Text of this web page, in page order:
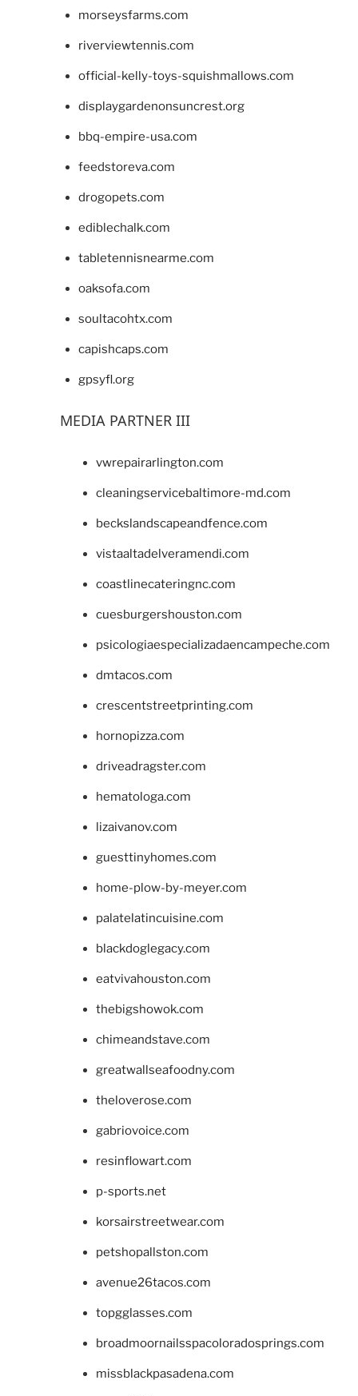
morseysfarms.com
riverviewtennis.com
official-kelly-toys-squishmallows.com
displaygardenonsuncrest.org
bbq-empire-usa.com
feedstoreva.com
drogopets.com
ediblechalk.com
tabletennisnearme.com
oaksofa.com
soultacohtx.com
capishcaps.com
gpsyfl.org
MEDIA PARTNER III
vwrepairarlington.com
cleaningservicebaltimore-md.com
beckslandscapeandfence.com
vistaaltadelveramendi.com
coastlinecateringnc.com
cuesburgershouston.com
psicologiaespecializadaencampeche.com
dmtacos.com
crescentstreetprinting.com
hornopizza.com
driveadragster.com
hematologa.com
lizaivanov.com
guesttinyhomes.com
home-plow-by-meyer.com
palatelatincuisine.com
blackdoglegacy.com
eatvivahouston.com
thebigshowok.com
chimeandstave.com
greatwallseafoodny.com
theloverose.com
gabriovoice.com
resinflowart.com
p-sports.net
korsairstreetwear.com
petshopallston.com
avenue26tacos.com
topgglasses.com
broadmoornailsspacoloradosprings.com
missblackpasadena.com